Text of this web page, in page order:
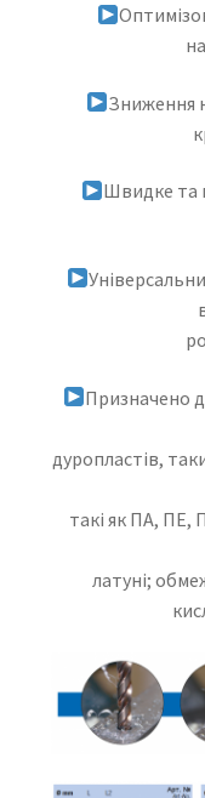
Зниження
Швидке та
Призначено
дуропластів,
такі як ПА, ПЕ,
латуні;